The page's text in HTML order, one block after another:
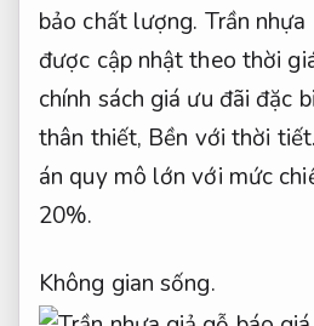
bảo chất lượng. Trần
được cập nhật theo thời
chính sách giá ưu đãi đặc
thân thiết, Bền với thời tiết.
án quy mô lớn với mức
20%.
Không gian sống.